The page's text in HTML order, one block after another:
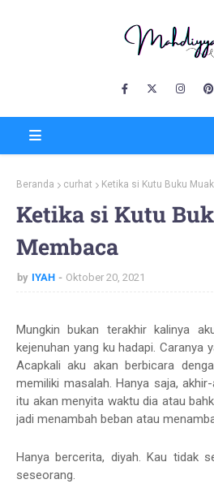
Beranda curhat Ketika si Kutu Buku
Ketika si Kutu
Membaca
by IYAH Oktober 20, 2021
Mungkin bukan terakhir kalinya
kejenuhan yang ku hadapi. Caranya
Acapkali aku akan berbicara
memiliki masalah. Hanya saja,
itu akan menyita waktu dia atau
jadi menambah beban atau
Hanya bercerita, diyah. Kau tidak
seseorang.